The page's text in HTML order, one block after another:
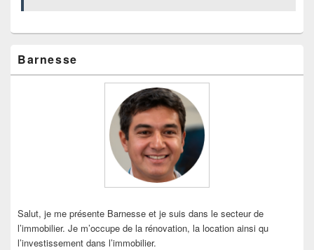
principale
de
Barnesse
Salut, je me présente Barnesse et je suis dans le secteur de
l’immobilier. Je m’occupe de la rénovation, la location ainsi qu
l’investissement dans l’immobilier.